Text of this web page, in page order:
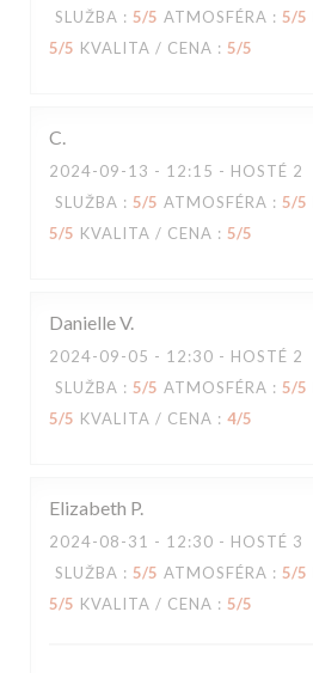
SLUŽBA : 5/5 ATMOSFÉRA : 5/5
5/5 KVALITA / CENA : 5/5
C
2024-09-13 - 12:15 - HOSTÉ 2
SLUŽBA : 5/5 ATMOSFÉRA : 5/5
5/5 KVALITA / CENA : 5/5
DanielleV
2024-09-05 - 12:30 - HOSTÉ 2
SLUŽBA : 5/5 ATMOSFÉRA : 5/5
5/5 KVALITA / CENA : 4/5
Elizabeth P
2024-08-31 - 12:30 - HOSTÉ 3
SLUŽBA : 5/5 ATMOSFÉRA : 5/5
5/5 KVALITA / CENA : 5/5